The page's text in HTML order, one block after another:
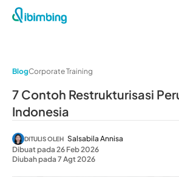
BlogCorporate Training
7 Contoh Restrukturisasi
Indonesia
DITULIS OLEH Salsabila Annisa
Dibuat pada 26 Feb 2026
Diubah pada 7 Agt 2026